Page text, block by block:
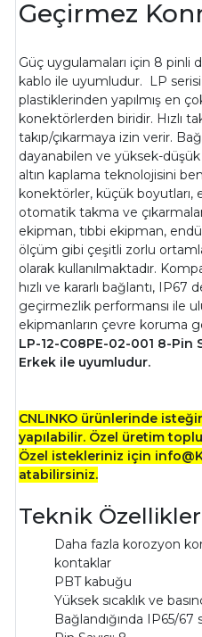
Geçirmez
Güç uygulamaları için 8 pinli
kablo ile uyumludur. LP
plastiklerinden yapılmış en
konektörlerden biridir. Hızlı
takıp/çıkarmaya izin verir.
dayanabilen ve yüksek-düşük
altın kaplama teknolojisini
konektörler, küçük boyutları,
otomatik takma ve
ekipman, tıbbi ekipman,
ölçüm gibi çeşitli zorlu
olarak kullanılmaktadır.
hızlı ve kararlı bağlantı, IP67
geçirmezlik performansı ile
ekipmanların çevre koruma
LP-12-C08PE-02-001 8-
Erkek ile uyumludur.
CNLINKO ürünlerinde
yapılabilir. Özel üretim
Özel istekleriniz için
atabilirsiniz.
Teknik Özellikler
Daha fazla korozyon
kontaklar
PBT kabuğu
Yüksek sıcaklık ve
Bağlandığında IP65/67